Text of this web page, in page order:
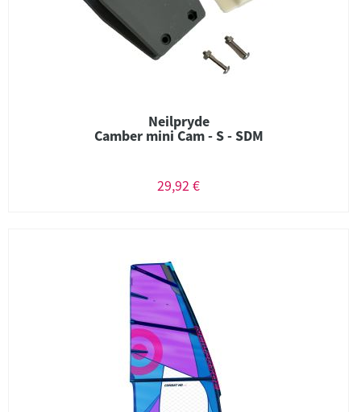
Neilpryde
Camber mini Cam - S - SDM
29,92 €